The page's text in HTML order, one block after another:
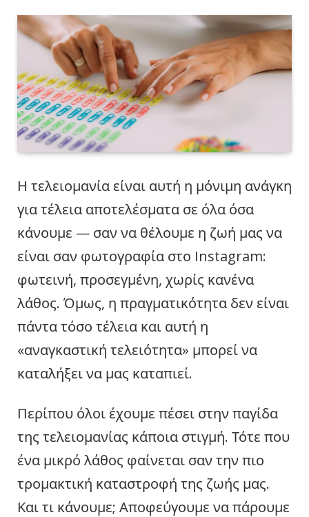
Η τελειομανία είναι αυτή η μόνιμη ανάγκη
για τέλεια αποτελέσματα σε όλα όσα
κάνουμε — σαν να θέλουμε η ζωή μας να
είναι σαν φωτογραφία στο Instagram:
φωτεινή, προσεγμένη, χωρίς κανένα
λάθος. Όμως, η πραγματικότητα δεν είναι
πάντα τόσο τέλεια και αυτή η
«αναγκαστική τελειότητα» μπορεί να
καταλήξει να μας καταπιεί.
Περίπου όλοι έχουμε πέσει στην παγίδα
της τελειομανίας κάποια στιγμή. Τότε που
ένα μικρό λάθος φαίνεται σαν την πιο
τρομακτική καταστροφή της ζωής μας.
Και τι κάνουμε; Αποφεύγουμε να πάρουμε